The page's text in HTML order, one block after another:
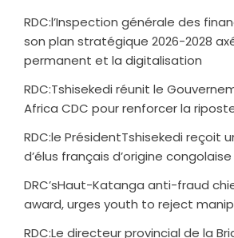
RDC:l’Inspection générale des
son plan stratégique 2026-2028
permanent et la digitalisation
RDC:Tshisekedi réunit le
Africa CDC pour renforcer la
RDC:le PrésidentTshisekedi reçoit
d’élus français d’origine congolaise
DRC’sHaut-Katanga anti-fraud
award, urges youth to reject
RDC:Le directeur provincial de la